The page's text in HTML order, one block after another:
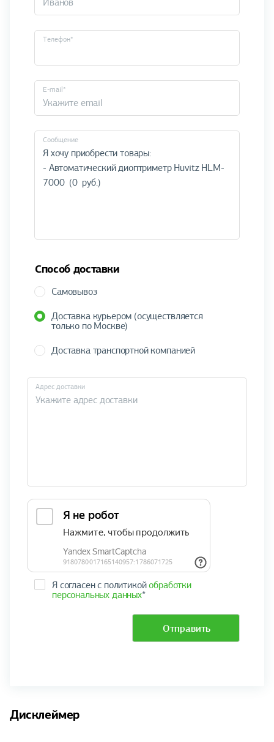
Телефон*
E-mail*
Cообщение
Способ доставки
Самовывоз
Доставка курьером (осуществляется
только по Москве)
Доставка транспортной компанией
Адрес доставки
Я согласен с политикойобработки
персональных данных*
Отправить
Дисклеймер